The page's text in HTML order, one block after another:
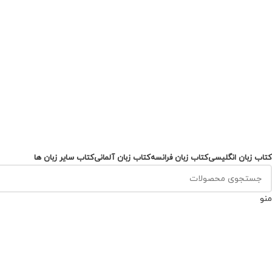
کتاب زبان انگلیسیکتاب زبان فرانسهکتاب زبان آلمانیکتاب سایر زبان ها
منو